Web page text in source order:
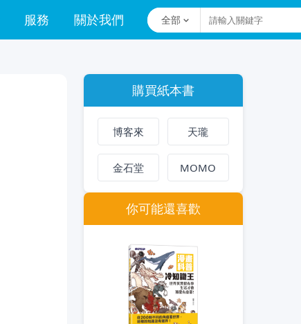
服務 關於我們 全部
購買紙本書
博客來 天瓏
金石堂 MOMO
你可能還喜歡